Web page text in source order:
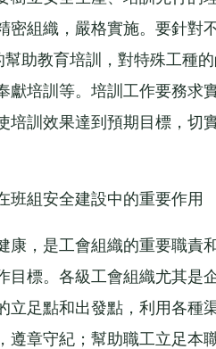
密組織，嚴格實施。要針對
幫助教育培訓，對特殊工種
獻培訓等。培訓工作要務求
培訓效果達到預期目標，切
安全建設中的重要作用
，是工會組織的重要職責
目標。各級工會組織尤其是
立足點和出發點，利用各種
遵章守紀；幫助職工立足本